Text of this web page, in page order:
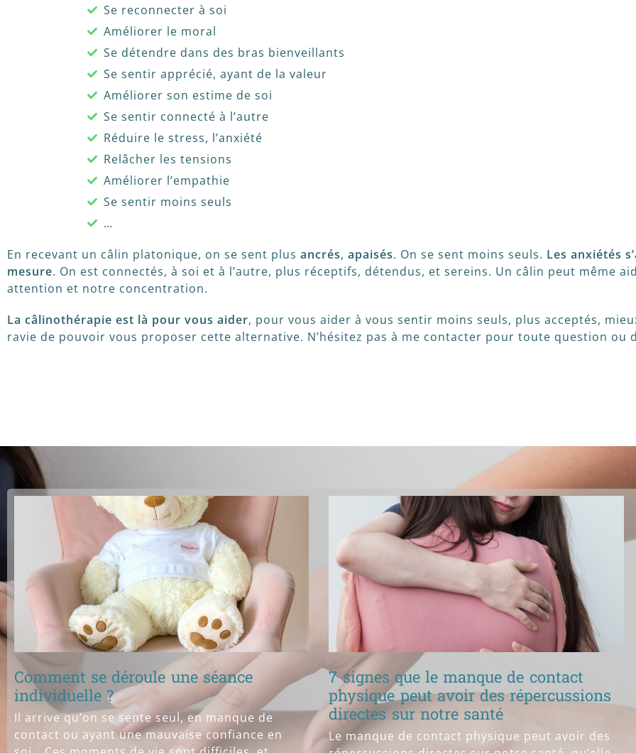
Se reconnecter à soi
Améliorer le moral
Se détendre dans des bras bienveillants
Se sentir apprécié, ayant de la valeur
Améliorer son estime de soi
Se sentir connecté à l’autre
Réduire le stress, l’anxiété
Relâcher les tensions
Améliorer l’empathie
Se sentir moins seuls
…
En recevant un câlin platonique, on se sent plus ancrés, apaisés. On se sent moins seuls. Les anxiétés
mesure. On est connectés, à soi et à l’autre, plus réceptifs, détendus, et sereins. Un câlin peut même
attention et notre concentration.
La câlinothérapie est là pour vous aider, pour vous aider à vous sentir moins seuls, plus acceptés,
ravie de pouvoir vous proposer cette alternative. N’hésitez pas à me contacter pour toute question ou
Comment se déroule une séance
individuelle ?
Il arrive qu’on se sente seul, en manque de
contact ou ayant une mauvaise confiance en
7 signes que le manque de contact
physique peut avoir des répercussions
directes sur notre santé
Le manque de contact physique peut avoir des